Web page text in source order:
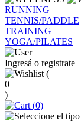
RUNNING
TENNIS/PADDLE
TRAINING
YOGA/PILATES
Ingresá o registrate
(
0
)
(0)